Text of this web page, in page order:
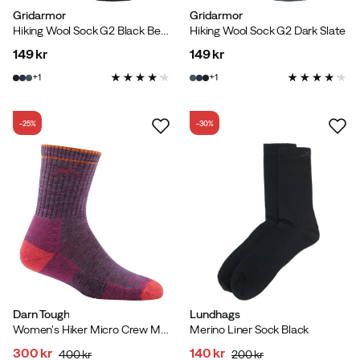
Gridarmor
Hiking Wool Sock G2 Black Beauty
price
149 kr
1
Gridarmor
Hiking Wool Sock G2 Dark Slate
price
149 kr
1
Darn Tough
-25%
300 kr 400 kr
Lundhags
Merino Liner Sock Black
-30%
140 kr 200 kr